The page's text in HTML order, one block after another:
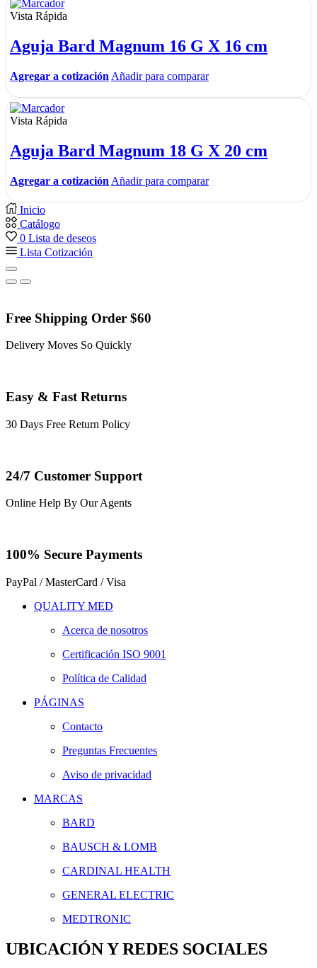
Vista Rápida
Aguja Bard Magnum 16 G X 16 cm
Agregar a cotización Añadir para comparar
Vista Rápida
Aguja Bard Magnum 18 G X 20 cm
Agregar a cotización Añadir para comparar
Inicio
Catálogo
0 Lista de deseos
Lista Cotización
Free Shipping Order $60
Delivery Moves So Quickly
Easy & Fast Returns
30 Days Free Return Policy
24/7 Customer Support
Online Help By Our Agents
100% Secure Payments
PayPal / MasterCard / Visa
QUALITY MED
Acerca de nosotros
Certificación ISO 9001
Política de Calidad
PÁGINAS
Contacto
Preguntas Frecuentes
Aviso de privacidad
MARCAS
BARD
BAUSCH & LOMB
CARDINAL HEALTH
GENERAL ELECTRIC
MEDTRONIC
UBICACIÓN Y REDES SOCIALES